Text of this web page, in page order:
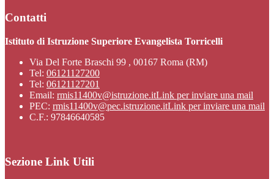
Contatti
Istituto di Istruzione Superiore Evangelista Torricelli
Via Del Forte Braschi 99 , 00167 Roma (RM)
Tel: 06121127200
Tel: 06121127201
Email: rmis11400v@istruzione.itLink per inviare una mail
PEC: rmis11400v@pec.istruzione.itLink per inviare una mail
C.F.: 97846640585
Sezione Link Utili